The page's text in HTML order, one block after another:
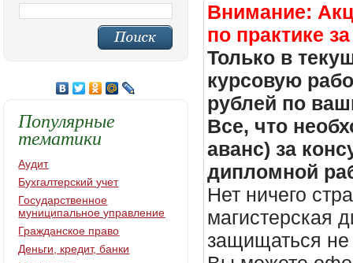
Внимание:
по практике
Только в
курсовую
рублей по
Все, что
аванс) за
дипломной
Нет ничего
магистерская
защищаться не
Популярные
тематики
Аудит
Бухгалтерский учет
Государственное
муниципальное управление
Гражданское право
Деньги, кредит, банки